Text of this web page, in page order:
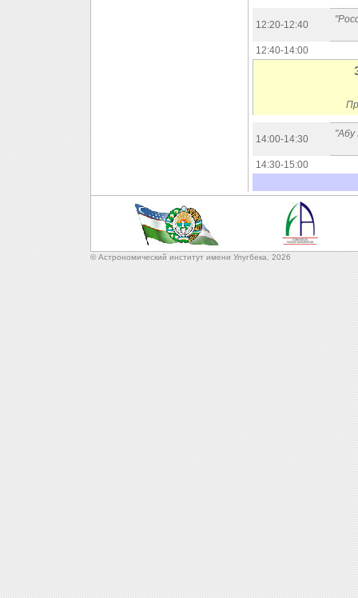
12:20-12:40
12:40-14:00
14:00-14:30 "Абу
14:30-15:00
© Астрономический институт имени Улугбека,2026